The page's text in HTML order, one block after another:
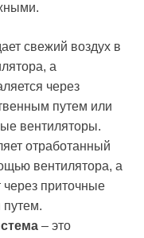
свежий воздух в
а
через
путем или
вентиляторы.
отработанный
вентилятора, а
через приточные
путем.
– это